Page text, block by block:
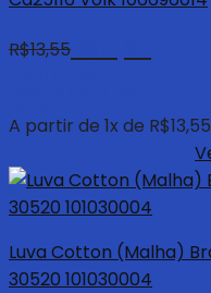
A partir de 1x de R$13,55
R$13,55
Luva Cotton (Malha)
30520 101030004